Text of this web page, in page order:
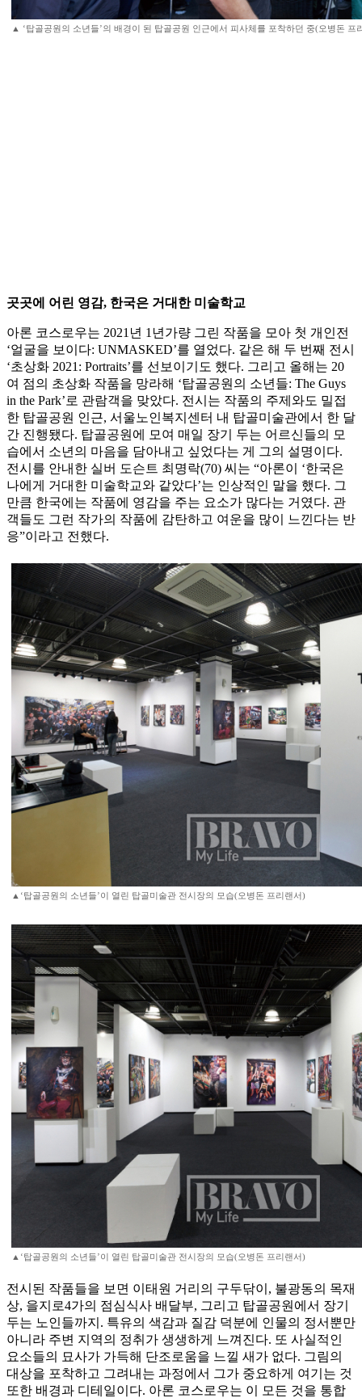
▲ ‘탑골공원의 소년들’의 배경이 된 탑골공원 인근에서 피사체를 포착하던 중(오병돈 프
곳곳에 어린 영감, 한국은 거대한 미술학교
아론 코스로우는 2021년 1년가량 그린 작품을 모아 첫 개인전
‘얼굴을 보이다: UNMASKED’를 열었다. 같은 해 두 번째 전시
‘초상화 2021: Portraits’를 선보이기도 했다. 그리고 올해는 20
여 점의 초상화 작품을 망라해 ‘탑골공원의 소년들: The Guys
in the Park’로 관람객을 맞았다. 전시는 작품의 주제와도 밀접
한 탑골공원 인근, 서울노인복지센터 내 탑골미술관에서 한 달
간 진행됐다. 탑골공원에 모여 매일 장기 두는 어르신들의 모
습에서 소년의 마음을 담아내고 싶었다는 게 그의 설명이다.
전시를 안내한 실버 도슨트 최명락(70) 씨는 “아론이 ‘한국은
나에게 거대한 미술학교와 같았다’는 인상적인 말을 했다. 그
만큼 한국에는 작품에 영감을 주는 요소가 많다는 거였다. 관
객들도 그런 작가의 작품에 감탄하고 여운을 많이 느낀다는 반
응”이라고 전했다.
▲‘탑골공원의 소년들’이 열린 탑골미술관 전시장의 모습(오병돈 프리랜서)
▲‘탑골공원의 소년들’이 열린 탑골미술관 전시장의 모습(오병돈 프리랜서)
전시된 작품들을 보면 이태원 거리의 구두닦이, 불광동의 목재
상, 을지로4가의 점심식사 배달부, 그리고 탑골공원에서 장기
두는 노인들까지. 특유의 색감과 질감 덕분에 인물의 정서뿐만
아니라 주변 지역의 정취가 생생하게 느껴진다. 또 사실적인
요소들의 묘사가 가득해 단조로움을 느낄 새가 없다. 그림의
대상을 포착하고 그려내는 과정에서 그가 중요하게 여기는 것
또한 배경과 디테일이다. 아론 코스로우는 이 모든 것을 통합